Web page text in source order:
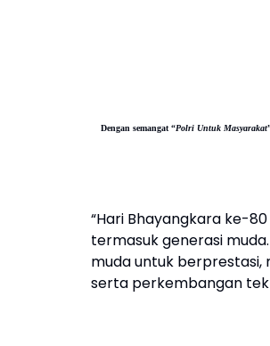
Dengan semangat “Polri Untuk Masyarakat
“Hari Bhayangkara ke-
termasuk generasi
muda untuk berprestasi,
serta perkembangan